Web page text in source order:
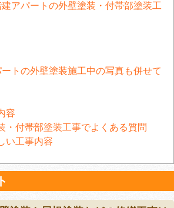
アパートの外壁塗装・付帯部塗装工
トの外壁塗装施工中の写真も併せて
容
・付帯部塗装工事でよくある質問
い工事内容